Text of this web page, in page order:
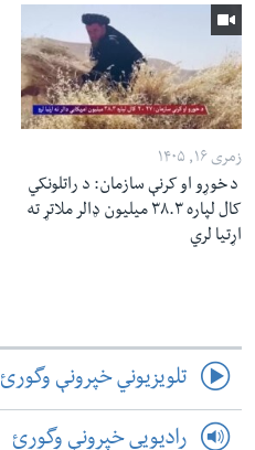
زمری ۱۶, ۱۴۰۵
د خوړو او کرنې سازمان: د راتلونکي
کال لپاره ۳۸.۳ میلیون ډالر ملاتړ ته
اړتیا لري
تلویزیوني خپرونې وگورئ
رادیویي خپرونې وگورئ